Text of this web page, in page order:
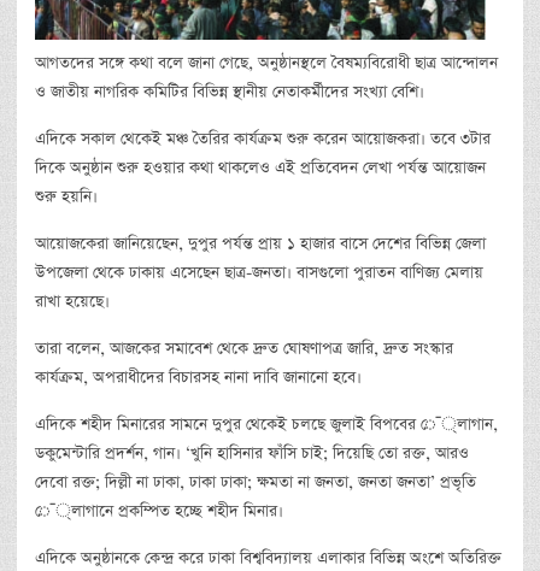
আগতদের সঙ্গে কথা বলে জানা গেছে, অনুষ্ঠানস্থলে বৈষম্যবিরোধী ছাত্র আন্দোলন
ও জাতীয় নাগরিক কমিটির বিভিন্ন স্থানীয় নেতাকর্মীদের সংখ্যা বেশি।
এদিকে সকাল থেকেই মঞ্চ তৈরির কার্যক্রম শুরু করেন আয়োজকরা। তবে ৩টার
দিকে অনুষ্ঠান শুরু হওয়ার কথা থাকলেও এই প্রতিবেদন লেখা পর্যন্ত আয়োজন
শুরু হয়নি।
আয়োজকেরা জানিয়েছেন, দুপুর পর্যন্ত প্রায় ১ হাজার বাসে দেশের বিভিন্ন জেলা
উপজেলা থেকে ঢাকায় এসেছেন ছাত্র-জনতা। বাসগুলো পুরাতন বাণিজ্য মেলায়
রাখা হয়েছে।
তারা বলেন, আজকের সমাবেশ থেকে দ্রুত ঘোষণাপত্র জারি, দ্রুত সংস্কার
কার্যক্রম, অপরাধীদের বিচারসহ নানা দাবি জানানো হবে।
এদিকে শহীদ মিনারের সামনে দুপুর থেকেই চলছে জুলাই বিপ­বের ে¯্লাগান,
ডকুমেন্টারি প্রদর্শন, গান। ‘খুনি হাসিনার ফাঁসি চাই; দিয়েছি তো রক্ত, আরও
দেবো রক্ত; দিল্লী না ঢাকা, ঢাকা ঢাকা; ক্ষমতা না জনতা, জনতা জনতা’ প্রভৃতি
ে¯্লাগানে প্রকম্পিত হচ্ছে শহীদ মিনার।
এদিকে অনুষ্ঠানকে কেন্দ্র করে ঢাকা বিশ্ববিদ্যালয় এলাকার বিভিন্ন অংশে অতিরিক্ত